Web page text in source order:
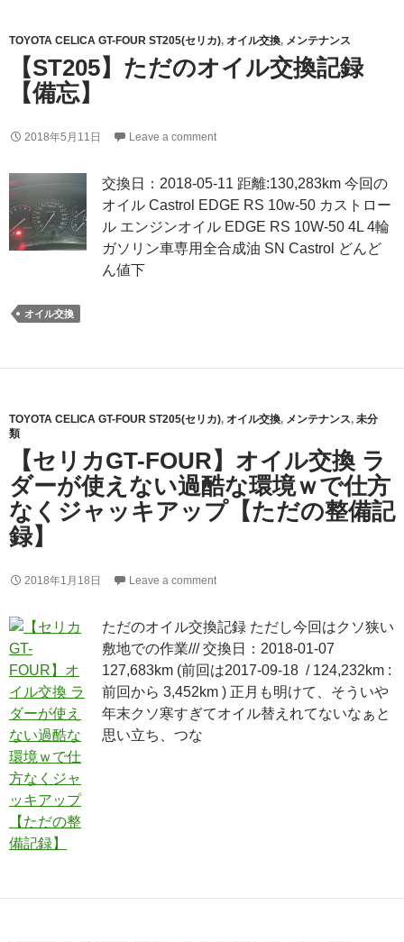
TOYOTA CELICA GT-FOUR ST205(セリカ), オイル交換, メンテナンス
【ST205】ただのオイル交換記録
【備忘】
2018年5月11日 Leave a comment
交換日：2018-05-11 距離:130,283km 今回の
オイル Castrol EDGE RS 10w-50 カストロー
ル エンジンオイル EDGE RS 10W-50 4L 4輪
ガソリン車専用全合成油 SN Castrol どんど
ん値下
オイル交換
TOYOTA CELICA GT-FOUR ST205(セリカ), オイル交換, メンテナンス, 未分
類
【セリカGT-FOUR】オイル交換 ラ
ダーが使えない過酷な環境ｗで仕方
なくジャッキアップ【ただの整備記
録】
2018年1月18日 Leave a comment
ただのオイル交換記録 ただし今回はクソ狭い
敷地での作業/// 交換日：2018-01-07
127,683km (前回は2017-09-18 / 124,232km :
前回から 3,452km ) 正月も明けて、そういや
年末クソ寒すぎてオイル替えれてないなぁと
思い立ち、つな